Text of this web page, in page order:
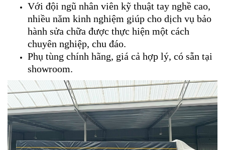
Với đội ngũ nhân viên kỹ thuật tay nghề cao,
nhiều năm kinh nghiệm giúp cho dịch vụ bảo
hành sửa chữa được thực hiện một cách
chuyên nghiệp, chu đáo.
Phụ tùng chính hãng, giá cả hợp lý, có sẵn tại
showroom.